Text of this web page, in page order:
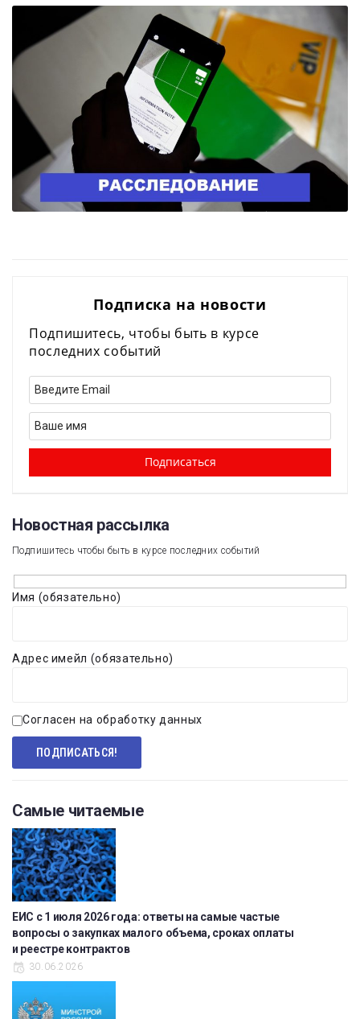
Подписка на новости
Подпишитесь, чтобы быть в курсе
последних событий
Новостная рассылка​
Подпишитесь чтобы быть в курсе последних событий
Имя (обязательно)
Адрес имейл (обязательно)
Согласен на обработку данных
Самые читаемые
ЕИС с 1 июля 2026 года: ответы на самые частые
вопросы о закупках малого объема, сроках оплаты
и реестре контрактов
30.06.2026